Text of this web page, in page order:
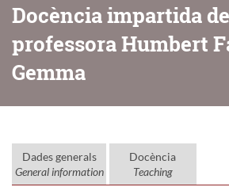
Docència impartida
professora Humbert
Gemma
Dades generals
General information
Docència
Teaching